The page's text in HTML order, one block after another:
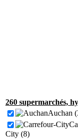
260 supermarchés,
Auchan
City (8)